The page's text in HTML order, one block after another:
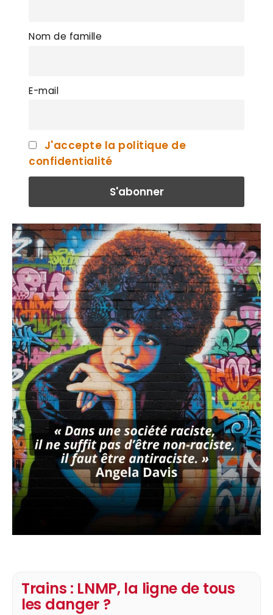
Nom de famille
E-mail
J'accepte la politique de
confidentialité
Trains : LNMP, la ligne de tous
les danger ?